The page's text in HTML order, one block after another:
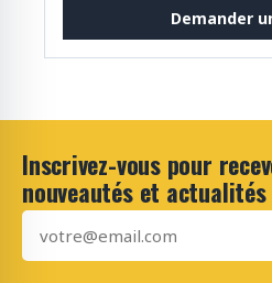
Demander
Inscrivez-vous pour
nouveautés et actualités